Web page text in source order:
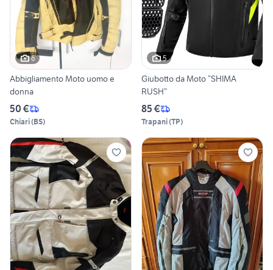
6
Abbigliamento Moto uomo e
donna
50 €
Chiari(BS)
5
Giubotto da Moto “SHIMA
RUSH”
85 €
Trapani(TP)